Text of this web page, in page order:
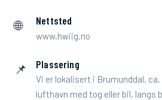
🌐 Nettsted
www.hwiig.no
📌 Plassering
Vi er lokalisert i Brumunddal, ca.
lufthavn med tog eller bil, langs